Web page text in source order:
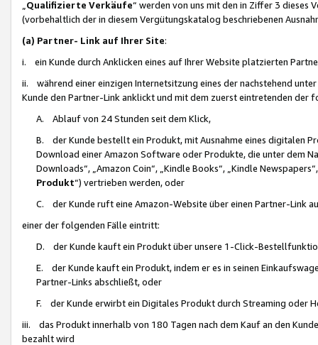
Qualifizierte Verkäufe“ werden von uns mit den in Ziffer 3
(vorbehaltlich der in diesem Vergütungskatalog beschriebenen
(a) Partner- Link auf Ihrer Site:
i. ein Kunde durch Anklicken eines auf Ihrer Website platzierten
ii. während einer einzigen Internetsitzung eines der nachstehend
Kunde den Partner-Link anklickt und mit dem zuerst eintretenden der
A. Ablauf von 24 Stunden seit dem Klick,
B. der Kunde bestellt ein Produkt, mit Ausnahme eines digitalen
Download einer Amazon Software oder Produkte, die unter dem
Downloads“, „Amazon Coin“, „Kindle Books“, „Kindle
Produkt“) vertrieben werden, oder
C. der Kunde ruft eine Amazon-Website über einen Partner-Link
einer der folgenden Fälle eintritt:
D. der Kunde kauft ein Produkt über unsere 1-Click-
E. der Kunde kauft ein Produkt, indem er es in seinen
Partner-Links abschließt, oder
F. der Kunde erwirbt ein Digitales Produkt durch Streaming oder
iii. das Produkt innerhalb von 180 Tagen nach dem Kauf an den
bezahlt wird